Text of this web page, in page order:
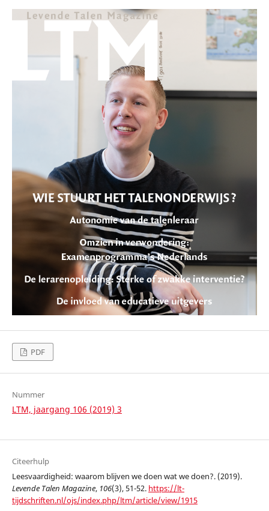
PDF
Nummer
LTM, jaargang 106 (2019) 3
Citeerhulp
Leesvaardigheid: waarom blijven we doen wat we doen?. (2019).
Levende Talen Magazine, 106(3), 51-52. https://lt-
tijdschriften.nl/ojs/index.php/ltm/article/view/1915